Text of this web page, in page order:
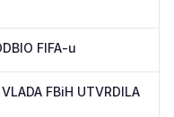
FIFA-u
FBiH UTVRDILA